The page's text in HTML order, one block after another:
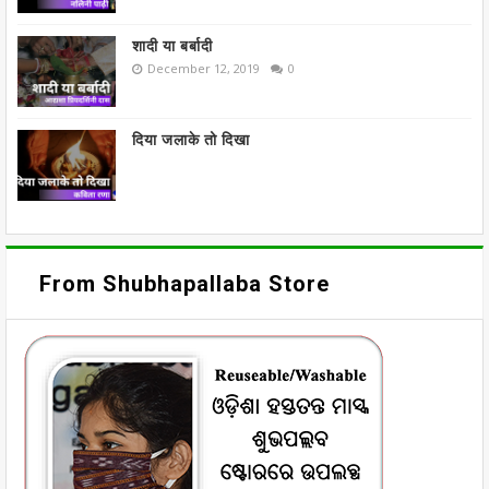
शादी या बर्बादी
December 12, 2019 0
दिया जलाके तो दिखा
From Shubhapallaba Store